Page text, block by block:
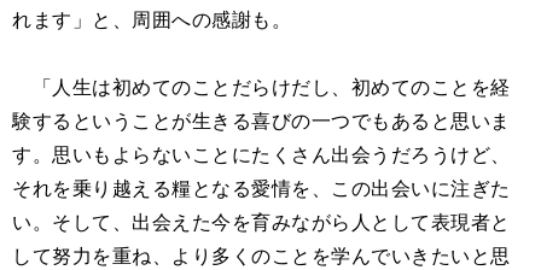
れます」と、周囲への感謝も。
「人生は初めてのことだらけだし、初めてのことを経
験するということが生きる喜びの一つでもあると思いま
す。思いもよらないことにたくさん出会うだろうけど、
それを乗り越える糧となる愛情を、この出会いに注ぎた
い。そして、出会えた今を育みながら人として表現者と
して努力を重ね、より多くのことを学んでいきたいと思